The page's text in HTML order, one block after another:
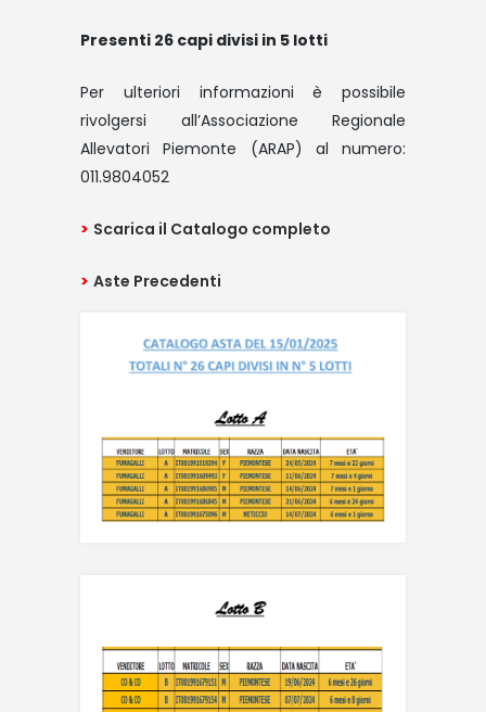
Presenti 26 capi divisi in 5 lotti
Per ulteriori informazioni è possibile
rivolgersi all’Associazione Regionale
Allevatori Piemonte (ARAP) al numero:
011.9804052
> Scarica il Catalogo completo
> Aste Precedenti